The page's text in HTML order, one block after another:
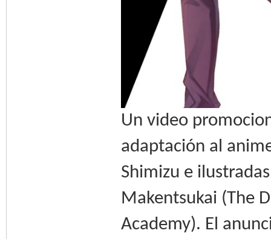
Un video
adaptación al
Shimizu e
Makentsukai (The
Academy). El